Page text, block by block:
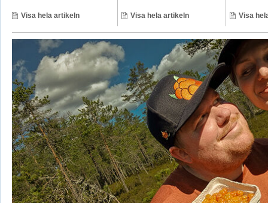
Visa hela artikeln Visa hela artikeln Visa